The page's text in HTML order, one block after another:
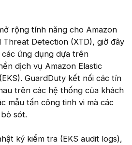
rộng tính năng cho Amazon
Detection (XTD), giờ đây
ứng dụng dựa trên
dịch vụ Amazon Elastic
GuardDuty kết nối các tín
trên các hệ thống của khách
mẫu tấn công tinh vi mà các
sót.
ký kiểm tra (EKS audit logs),